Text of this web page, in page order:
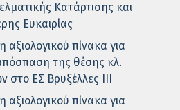
Κατάρτισης και
Ευκαιρίας
πίνακα για
της θέσης κλ.
ΕΣ Βρυξέλλες ΙΙΙ
πίνακα για